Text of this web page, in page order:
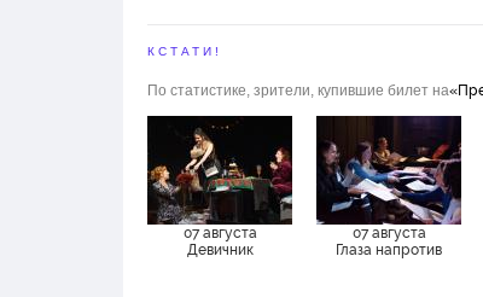
КСТАТИ!
По статистике, зрители, купившие билет на
07 августа
Девичник
07 августа
Глаза напротив